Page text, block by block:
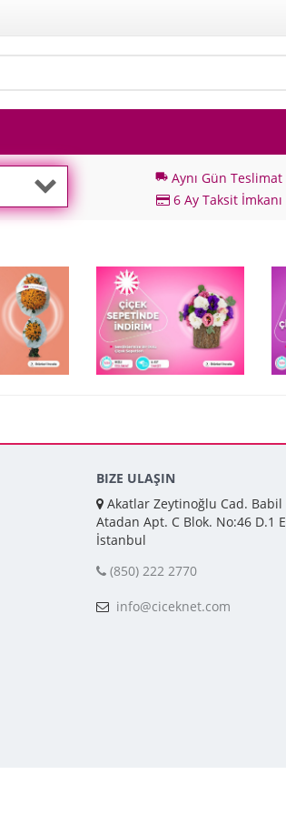
local_shipping Aynı Gün Teslimat
6 Ay Taksit İmkanı
BIZE ULAŞIN
Akatlar Zeytinoğlu Cad. Babil
Atadan Apt. C Blok. No:46 D.1
İstanbul
(850) 222 2770
info@ciceknet.com